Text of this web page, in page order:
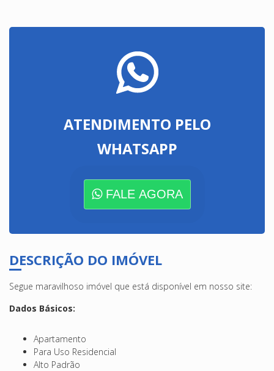
ATENDIMENTO PELO
WHATSAPP
FALE AGORA
DESCRIÇÃO DO IMÓVEL
Segue maravilhoso imóvel que está disponível em nosso site:
Dados Básicos:
Apartamento
Para Uso Residencial
Alto Padrão